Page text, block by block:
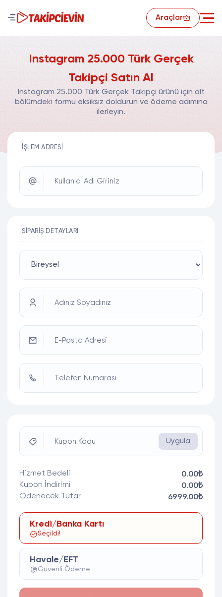
Araçlar
Instagram 25.000 Türk Gerçek
Takipçi Satın Al
Instagram 25.000 Türk Gerçek Takipçi ürünü için alt
bölümdeki formu eksiksiz doldurun ve ödeme adımına
ilerleyin.
İŞLEM ADRESI
Kullanıcı Adı Giriniz
SIPARIŞ DETAYLARI
Adınız Soyadınız
E-Posta Adresi
Telefon Numarası
Kupon Kodu Uygula
Hizmet Bedeli
0.00₺
Kupon İndirimi
0.00₺
Ödenecek Tutar
6999.00₺
Kredi/Banka Kartı
Seçildi!
Havale/EFT
Güvenli Ödeme